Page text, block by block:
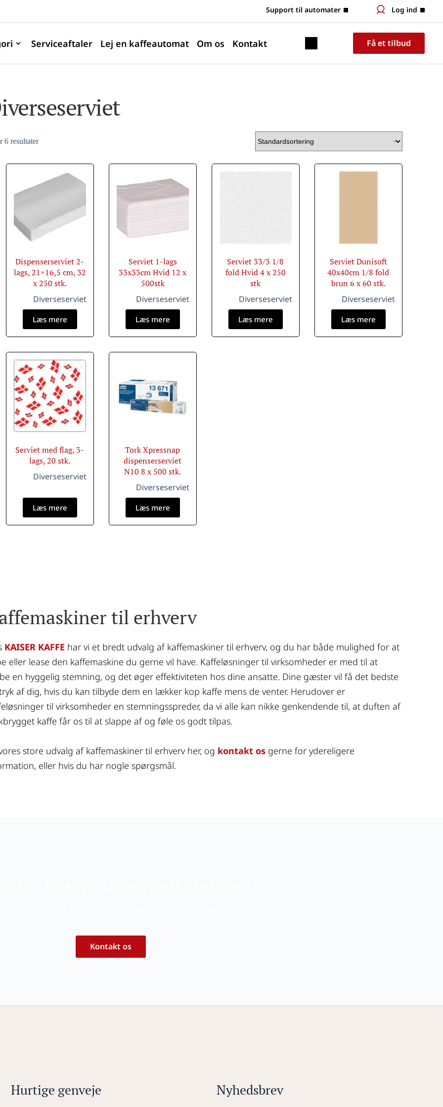
Support til automater Log ind
Serviceaftaler Lej en kaffeautomat Om os Kontakt Få et tilbud
6 resultater
Dispenserserviet 2-
lags, 21×16,5 cm, 32
x 250 stk.
Diverseserviet
Læs mere
Serviet 1-lags
33x33cm Hvid 12 x
500stk
Diverseserviet
Læs mere
Serviet 33/3 1/8
fold Hvid 4 x 250
stk
Diverseserviet
Læs mere
Serviet Dunisoft
40x40cm 1/8 fold
brun 6 x 60 stk.
Diverseserviet
Læs mere
Serviet med flag, 3-
lags, 20 stk.
Diverseserviet
Læs mere
Tork Xpressnap
dispenserserviet
N10 8 x 500 stk.
Diverseserviet
Læs mere
til erhverv
KAISER KAFFE har vi et bredt udvalg af kaffemaskiner til erhverv, og du har både mulighed for at
eller lease den kaffemaskine du gerne vil have. Kaffeløsninger til virksomheder er med til at
en hyggelig stemning, og det øger effektiviteten hos dine ansatte. Dine gæster vil få det bedste
af dig, hvis du kan tilbyde dem en lækker kop kaffe mens de venter. Herudover er
til virksomheder en stemningsspreder, da vi alle kan nikke genkendende til, at duften af
kaffe får os til at slappe af og føle os godt tilpas.
store udvalg af kaffemaskiner til erhverv her, og kontakt os gerne for ydereligere
eller hvis du har nogle spørgsmål.
Kontakt os
Hurtige genveje Nyhedsbrev